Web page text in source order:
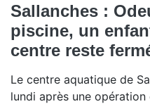
Sallanches :
piscine, un
centre reste
Le centre aquatique de
lundi après une